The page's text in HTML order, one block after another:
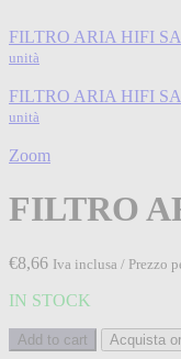
FILTRO ARIA HIFI
unità
FILTRO ARIA HIFI
unità
Zoom
FILTRO
€8,66 Iva inclusa / Prezzo
IN STOCK
Add to cart Acquista